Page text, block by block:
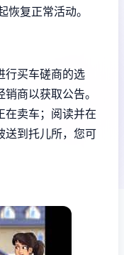
复正常活动。
行买车磋商的选
商以获取公告。
在卖车；阅读并在
送到托儿所，您可